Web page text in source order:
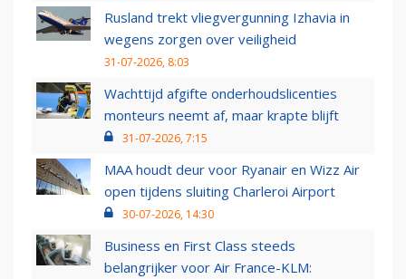
Rusland trekt vliegvergunning Izhavia in
wegens zorgen over veiligheid
31-07-2026, 8:03
Wachttijd afgifte onderhoudslicenties
monteurs neemt af, maar krapte blijft
31-07-2026, 7:15
MAA houdt deur voor Ryanair en Wizz Air
open tijdens sluiting Charleroi Airport
30-07-2026, 14:30
Business en First Class steeds
belangrijker voor Air France-KLM: